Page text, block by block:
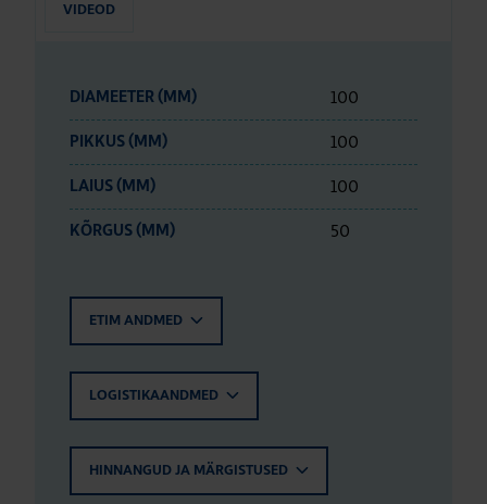
VIDEOD
DIAMEETER (MM) 100
PIKKUS (MM) 100
LAIUS (MM) 100
KÕRGUS (MM) 50
ETIM ANDMED
LOGISTIKAANDMED
HINNANGUD JA MÄRGISTUSED